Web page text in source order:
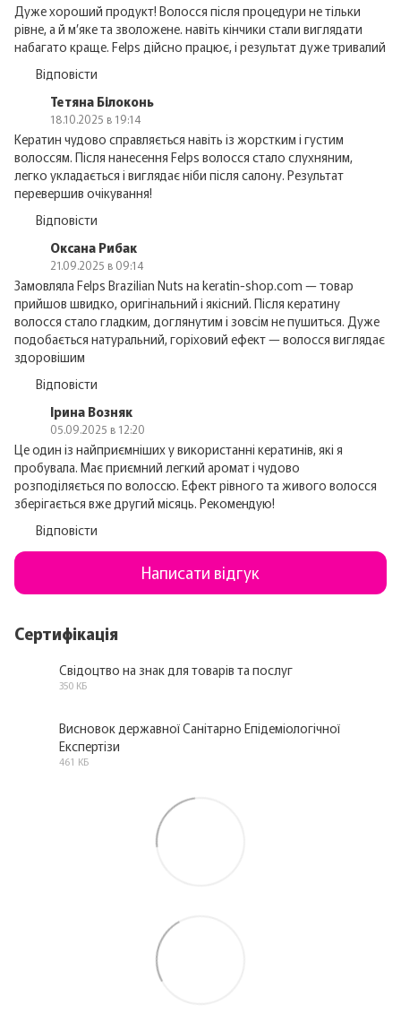
Дуже хороший продукт! Волосся після процедури не тільки
рівне, а й м’яке та зволожене. навіть кінчики стали виглядати
набагато краще. Felps дійсно працює, і результат дуже тривалий
Відповісти
Тетяна Білоконь
18.10.2025 в 19:14
Кератин чудово справляється навіть із жорстким і густим
волоссям. Після нанесення Felps волосся стало слухняним,
легко укладається і виглядає ніби після салону. Результат
перевершив очікування!
Відповісти
Оксана Рибак
21.09.2025 в 09:14
Замовляла Felps Brazilian Nuts на keratin-shop.com — товар
прийшов швидко, оригінальний і якісний. Після кератину
волосся стало гладким, доглянутим і зовсім не пушиться. Дуже
подобається натуральний, горіховий ефект — волосся виглядає
здоровішим
Відповісти
Ірина Возняк
05.09.2025 в 12:20
Це один із найприємніших у використанні кератинів, які я
пробувала. Має приємний легкий аромат і чудово
розподіляється по волоссю. Ефект рівного та живого волосся
зберігається вже другий місяць. Рекомендую!
Відповісти
Написати відгук
Сертифікація
Свідоцтво на знак для товарів та послуг
350 КБ
Висновок державної Санітарно Епідеміологічної
Експертізи
461 КБ